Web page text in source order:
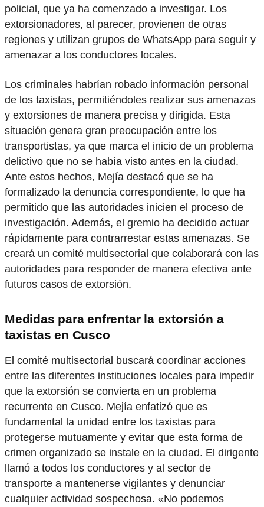
policial, que ya ha comenzado a investigar. Los
extorsionadores, al parecer, provienen de otras
regiones y utilizan grupos de WhatsApp para seguir y
amenazar a los conductores locales.
Los criminales habrían robado información personal
de los taxistas, permitiéndoles realizar sus amenazas
y extorsiones de manera precisa y dirigida. Esta
situación genera gran preocupación entre los
transportistas, ya que marca el inicio de un problema
delictivo que no se había visto antes en la ciudad.
Ante estos hechos, Mejía destacó que se ha
formalizado la denuncia correspondiente, lo que ha
permitido que las autoridades inicien el proceso de
investigación. Además, el gremio ha decidido actuar
rápidamente para contrarrestar estas amenazas. Se
creará un comité multisectorial que colaborará con las
autoridades para responder de manera efectiva ante
futuros casos de extorsión.
Medidas para enfrentar la extorsión a
taxistas en Cusco
El comité multisectorial buscará coordinar acciones
entre las diferentes instituciones locales para impedir
que la extorsión se convierta en un problema
recurrente en Cusco. Mejía enfatizó que es
fundamental la unidad entre los taxistas para
protegerse mutuamente y evitar que esta forma de
crimen organizado se instale en la ciudad. El dirigente
llamó a todos los conductores y al sector de
transporte a mantenerse vigilantes y denunciar
cualquier actividad sospechosa. «No podemos